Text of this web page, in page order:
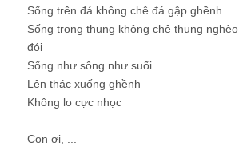
Sống trên đá không chê đá gập ghềnh
Sống trong thung không chê thung nghèo
đói
Sống như sông như suối
Lên thác xuống ghềnh
Không lo cực nhọc
...
Con ơi, ...